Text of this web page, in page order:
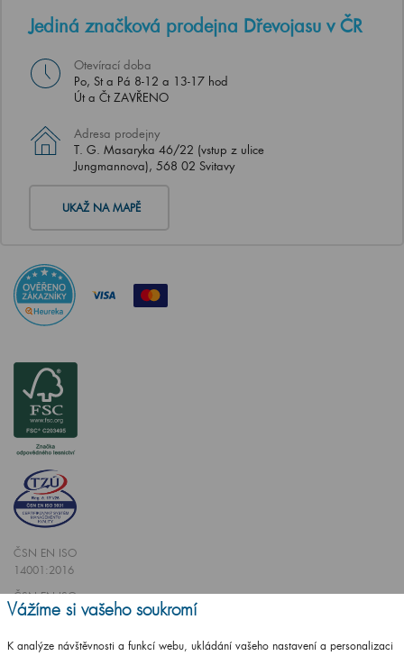
Jediná značková prodejna Dřevojasu v ČR
Otevírací doba
Po, St a Pá 8-12 a 13-17 hod
Út a Čt ZAVŘENO
Adresa prodejny
T. G. Masaryka 46/22 (vstup z ulice
Jungmannova), 568 02 Svitavy
UKAŽ NA MAPĚ
ČSN EN ISO
14001:2016
ČSN EN ISO
9001:2016
Vážíme si vašeho soukromí
K analýze návštěvnosti a funkcí webu, ukládání vašeho nastavení a personalizaci